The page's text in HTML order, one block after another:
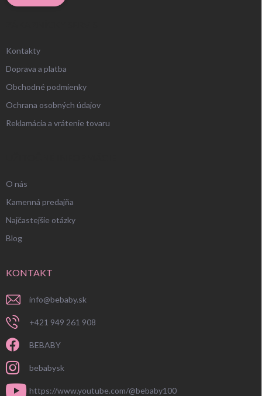
Kontakty
Doprava a platba
Obchodné podmienky
Ochrana osobných údajov
Reklamácia a vrátenie tovaru
O nás
Kamenná predajňa
Najčastejšie otázky
Blog
KONTAKT
info@bebaby.sk
+421 949 261 908
BEBABY
bebabysk
https://www.youtube.com/@bebaby100